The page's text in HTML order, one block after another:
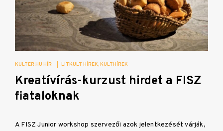
KULTER.HU HÍR LITKULT HÍREK KULTHÍREK
Kreatívírás-kurzust hirdet a FISZ
fiataloknak
A FISZ Junior workshop szervezői azok jelentkezését várják,